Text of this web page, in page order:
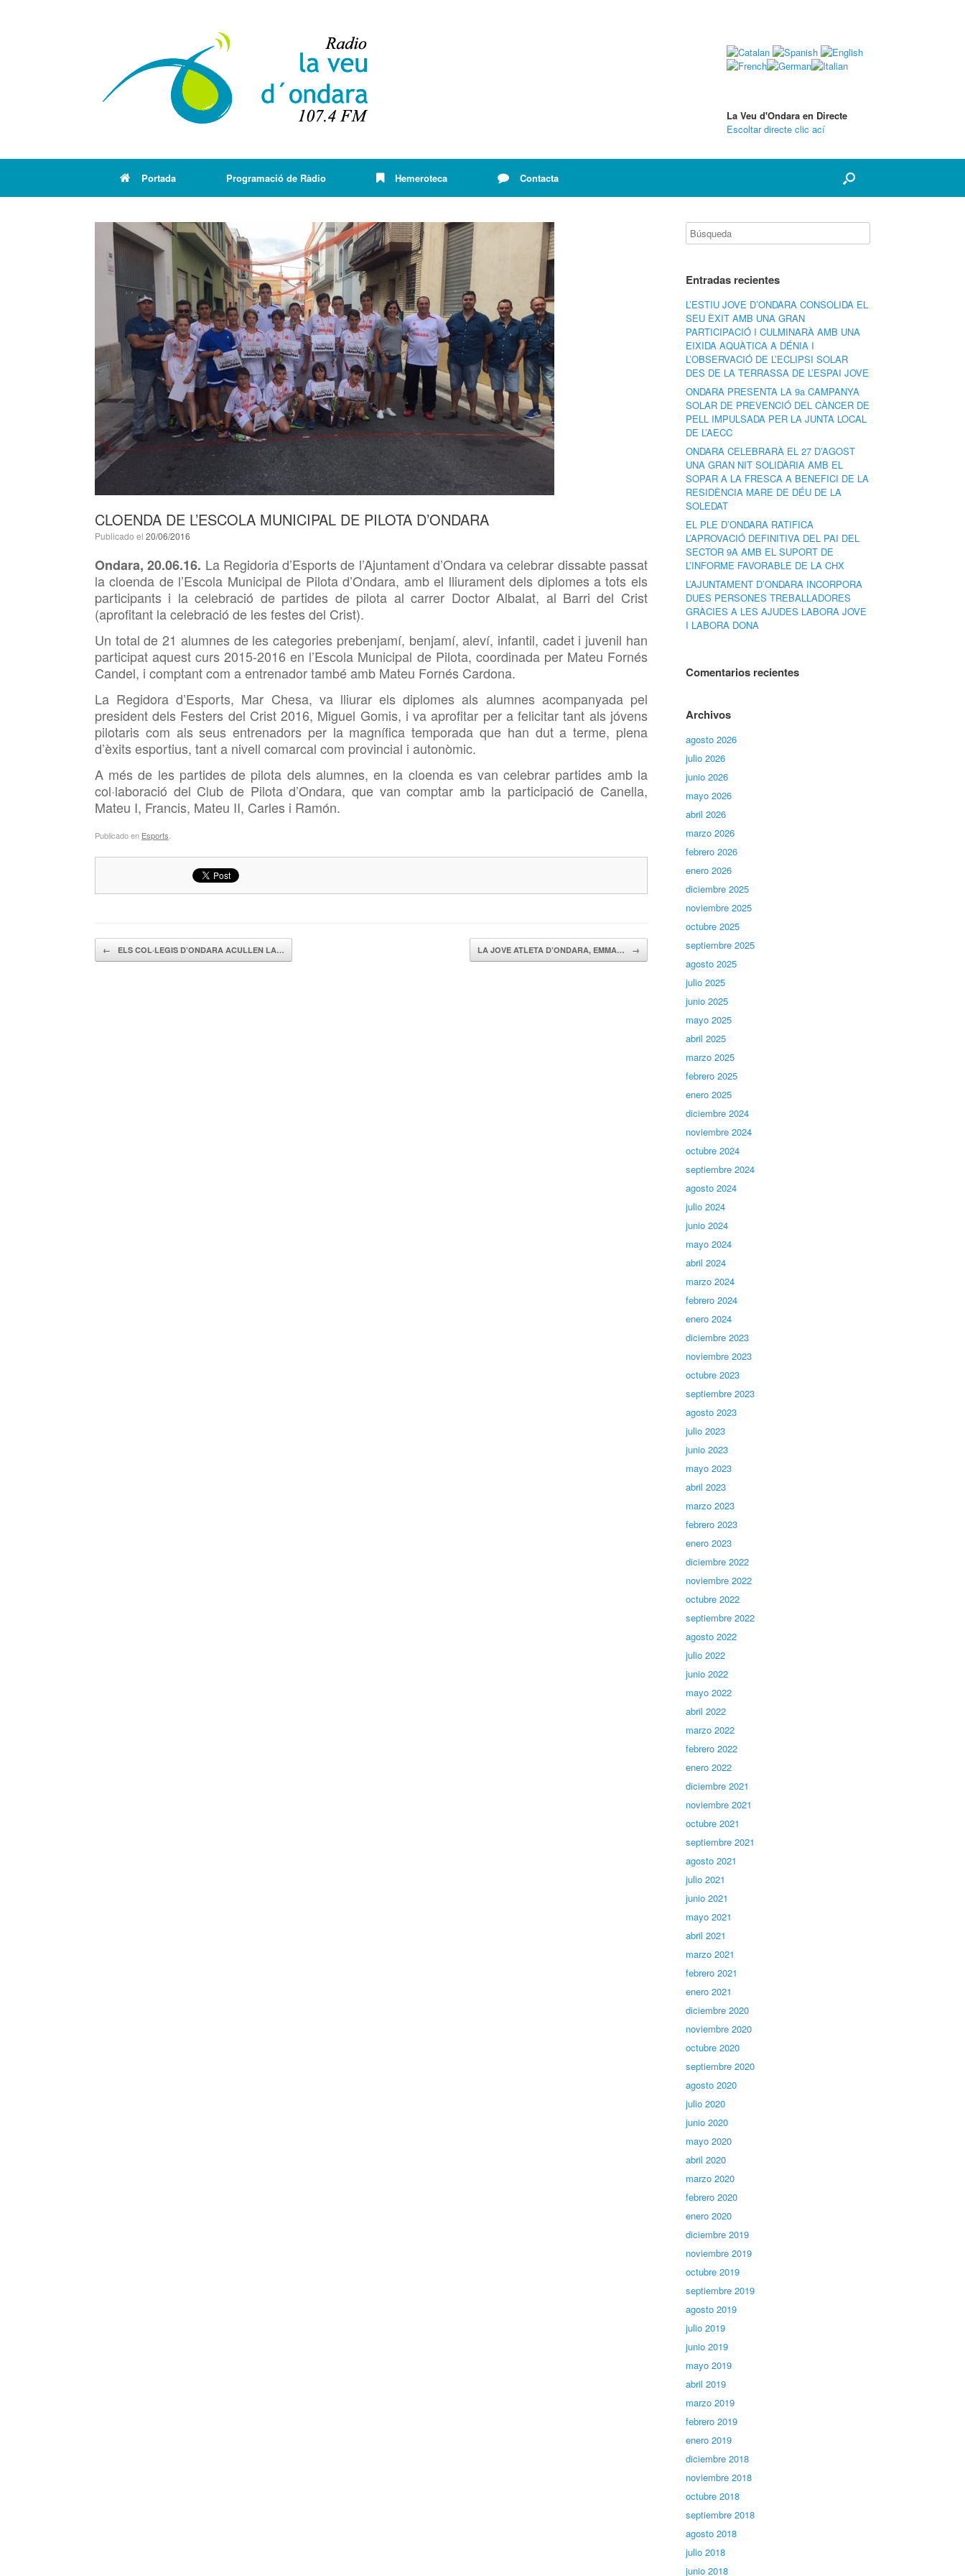
La Veu d'Ondara en Directe
Escoltar directe clic ací
Portada Programació de Ràdio Hemeroteca Contacta
CLOENDA DE L’ESCOLA MUNICIPAL DE PILOTA D’ONDARA
Publicado el 20/06/2016
Ondara, 20.06.16. La Regidoria d’Esports de l’Ajuntament d’Ondara va celebrar dissabte passat
la cloenda de l’Escola Municipal de Pilota d’Ondara, amb el lliurament dels diplomes a tots els
participants i la celebració de partides de pilota al carrer Doctor Albalat, al Barri del Crist
(aprofitant la celebració de les festes del Crist).
Un total de 21 alumnes de les categories prebenjamí, benjamí, aleví, infantil, cadet i juvenil han
participat aquest curs 2015-2016 en l’Escola Municipal de Pilota, coordinada per Mateu Fornés
Candel, i comptant com a entrenador també amb Mateu Fornés Cardona.
La Regidora d’Esports, Mar Chesa, va lliurar els diplomes als alumnes acompanyada pel
president dels Festers del Crist 2016, Miguel Gomis, i va aprofitar per a felicitar tant als jóvens
pilotaris com als seus entrenadors per la magnífica temporada que han dut a terme, plena
d’èxits esportius, tant a nivell comarcal com provincial i autonòmic.
A més de les partides de pilota dels alumnes, en la cloenda es van celebrar partides amb la
col·laboració del Club de Pilota d’Ondara, que van comptar amb la participació de Canella,
Mateu I, Francis, Mateu II, Carles i Ramón.
Publicado en Esports
Navegador de artículos
← ELS COL·LEGIS D’ONDARA ACULLEN LA… LA JOVE ATLETA D’ONDARA, EMMA… →
Entradas recientes
L’ESTIU JOVE D’ONDARA CONSOLIDA EL
SEU ÈXIT AMB UNA GRAN
PARTICIPACIÓ I CULMINARÀ AMB UNA
EIXIDA AQUÀTICA A DÉNIA I
L’OBSERVACIÓ DE L’ECLIPSI SOLAR
DES DE LA TERRASSA DE L’ESPAI JOVE
ONDARA PRESENTA LA 9a CAMPANYA
SOLAR DE PREVENCIÓ DEL CÀNCER DE
PELL IMPULSADA PER LA JUNTA LOCAL
DE L’AECC
ONDARA CELEBRARÀ EL 27 D’AGOST
UNA GRAN NIT SOLIDÀRIA AMB EL
SOPAR A LA FRESCA A BENEFICI DE LA
RESIDÈNCIA MARE DE DÉU DE LA
SOLEDAT
EL PLE D’ONDARA RATIFICA
L’APROVACIÓ DEFINITIVA DEL PAI DEL
SECTOR 9A AMB EL SUPORT DE
L’INFORME FAVORABLE DE LA CHX
L’AJUNTAMENT D’ONDARA INCORPORA
DUES PERSONES TREBALLADORES
GRÀCIES A LES AJUDES LABORA JOVE
I LABORA DONA
Comentarios recientes
Archivos
agosto 2026
julio 2026
junio 2026
mayo 2026
abril 2026
marzo 2026
febrero 2026
enero 2026
diciembre 2025
noviembre 2025
octubre 2025
septiembre 2025
agosto 2025
julio 2025
junio 2025
mayo 2025
abril 2025
marzo 2025
febrero 2025
enero 2025
diciembre 2024
noviembre 2024
octubre 2024
septiembre 2024
agosto 2024
julio 2024
junio 2024
mayo 2024
abril 2024
marzo 2024
febrero 2024
enero 2024
diciembre 2023
noviembre 2023
octubre 2023
septiembre 2023
agosto 2023
julio 2023
junio 2023
mayo 2023
abril 2023
marzo 2023
febrero 2023
enero 2023
diciembre 2022
noviembre 2022
octubre 2022
septiembre 2022
agosto 2022
julio 2022
junio 2022
mayo 2022
abril 2022
marzo 2022
febrero 2022
enero 2022
diciembre 2021
noviembre 2021
octubre 2021
septiembre 2021
agosto 2021
julio 2021
junio 2021
mayo 2021
abril 2021
marzo 2021
febrero 2021
enero 2021
diciembre 2020
noviembre 2020
octubre 2020
septiembre 2020
agosto 2020
julio 2020
junio 2020
mayo 2020
abril 2020
marzo 2020
febrero 2020
enero 2020
diciembre 2019
noviembre 2019
octubre 2019
septiembre 2019
agosto 2019
julio 2019
junio 2019
mayo 2019
abril 2019
marzo 2019
febrero 2019
enero 2019
diciembre 2018
noviembre 2018
octubre 2018
septiembre 2018
agosto 2018
julio 2018
junio 2018